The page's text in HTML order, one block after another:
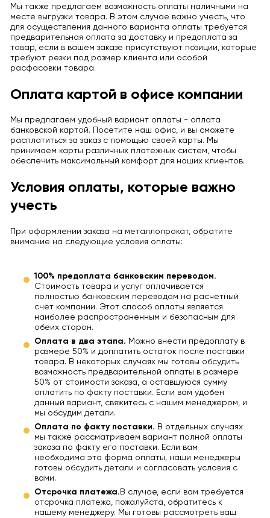
Мы также предлагаем возможность оплаты наличными на
месте выгрузки товара. В этом случае важно учесть, что
для осуществления данного варианта оплаты требуется
предварительная оплата за доставку и предоплата за
товар, если в вашем заказе присутствуют позиции, которые
требуют резки под размер клиента или особой
расфасовки товара.
Оплата картой в офисе компании
Мы предлагаем удобный вариант оплаты - оплата
банковской картой. Посетите наш офис, и вы сможете
расплатиться за заказ с помощью своей карты. Мы
принимаем карты различных платежных систем, чтобы
обеспечить максимальный комфорт для наших клиентов.
Условия оплаты, которые важно
учесть
При оформлении заказа на металлопрокат, обратите
внимание на следующие условия оплаты:
100% предоплата банковским переводом.
Стоимость товара и услуг оплачивается
полностью банковским переводом на расчетный
счет компании. Этот способ оплаты является
наиболее распространенным и безопасным для
обеих сторон.
Оплата в два этапа. Можно внести предоплату в
размере 50% и доплатить остаток после поставки
товара. В некоторых случаях мы готовы обсудить
возможность предварительной оплаты в размере
50% от стоимости заказа, а оставшуюся сумму
оплатить по факту поставки. Если вам удобен
данный вариант, свяжитесь с нашим менеджером, и
мы обсудим детали.
Оплата по факту поставки. В отдельных случаях
мы также рассматриваем вариант полной оплаты
заказа по факту его поставки. Если вам
необходима эта форма оплаты, наши менеджеры
готовы обсудить детали и согласовать условия с
вами.
Отсрочка платежа. В случае, если вам требуется
отсрочка платежа, пожалуйста, обратитесь к
нашему менеджеру. Мы готовы рассмотреть ваш